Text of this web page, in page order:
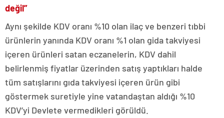
değil”
Aynı şekilde KDV oranı %10 olan ilaç ve benzeri tıbbi
ürünlerin yanında KDV oranı %1 olan gida takviyesi
içeren ürünleri satan eczanelerin, KDV dahil
belirlenmiş fiyatlar üzerinden satış yaptıkları halde
tüm satışlarını gıda takviyesi içeren ürün gibi
göstermek suretiyle yine vatandaştan aldığı %10
KDV’yi Devlete vermedikleri görüldü.